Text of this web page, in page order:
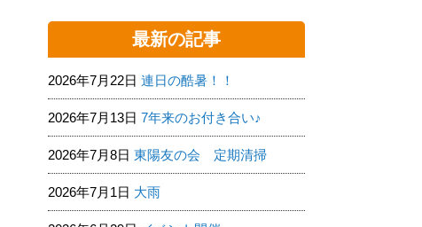
最新の記事
2026年7月22日 連日の酷暑！！
2026年7月13日 7年来のお付き合い♪
2026年7月8日 東陽友の会 定期清掃
2026年7月1日 大雨